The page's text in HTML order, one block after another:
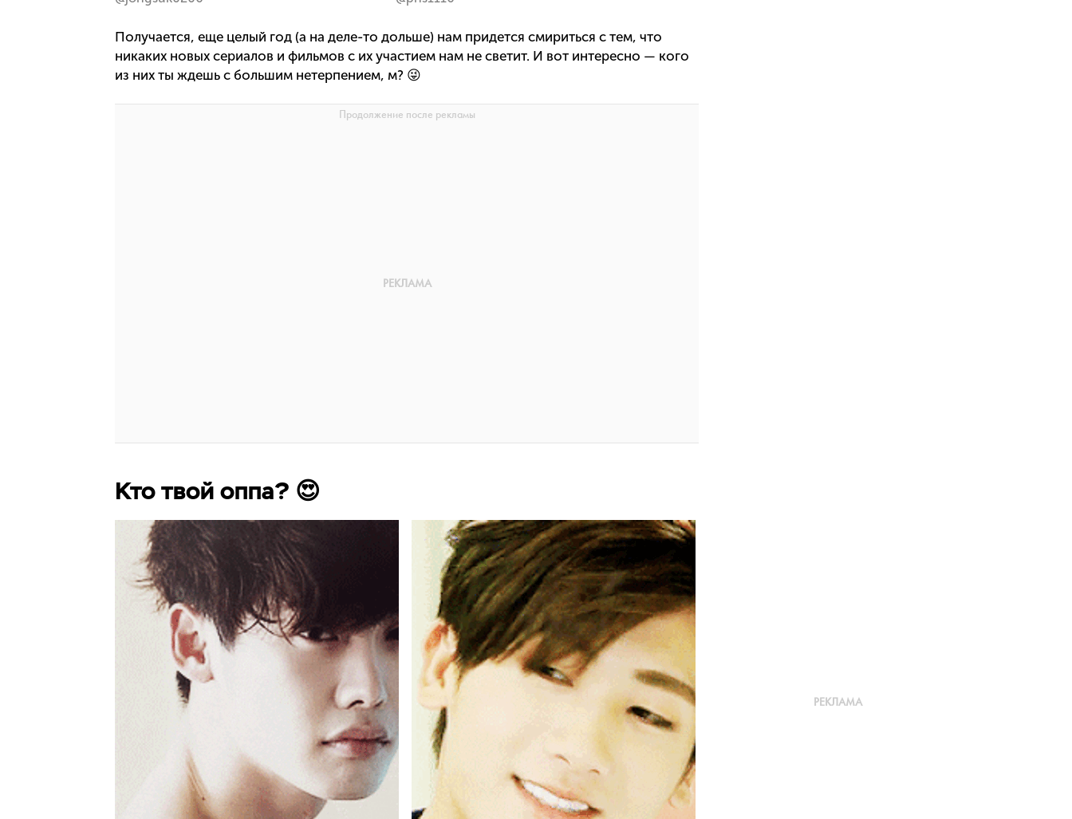
Получается, еще целый год (а на деле-то дольше) нам придется смириться с тем, что
никаких новых сериалов и фильмов с их участием нам не светит. И вот интересно — кого
из них ты ждешь с большим нетерпением, м? 😜
Кто твой оппа? 😍